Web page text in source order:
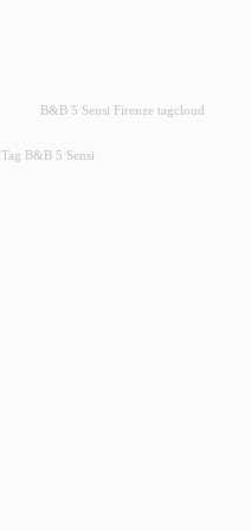
B&B 5 Sensi Firenze tagcloud
Tag B&B 5 Sensi